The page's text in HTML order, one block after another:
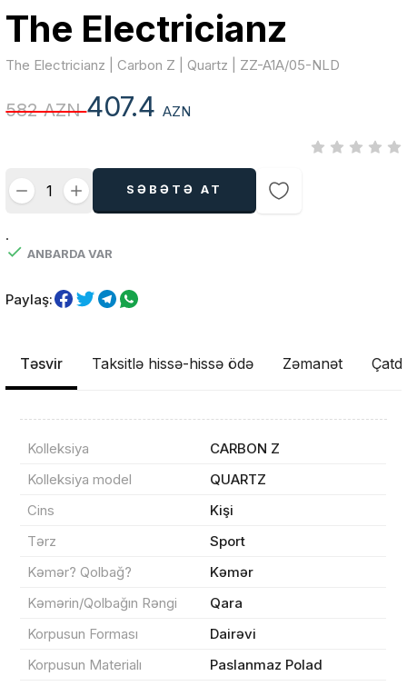
The Electricianz
The Electricianz | Carbon Z | Quartz | ZZ-A1A/05-NLD
582 AZN407.4AZN
SƏBƏTƏ AT
.
ANBARDA VAR
Paylaş:
Təsvir Taksitlə hissə-hissə ödə Zəmanət
Kolleksiya
CARBON Z
Kolleksiya model
QUARTZ
Cins
Kişi
Tərz
Sport
Kəmər? Qolbağ?
Kəmər
Kəmərin/Qolbağın Rəngi
Qara
Korpusun Forması
Dairəvi
Korpusun Materialı
Paslanmaz Polad
Məhsul(lar) səbətə əlavə edildi
Sifarişin detalları